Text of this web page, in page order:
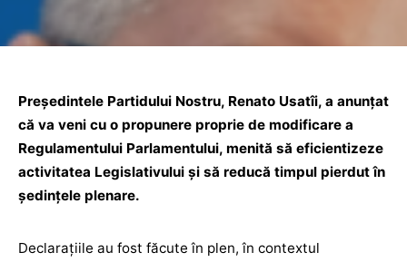
Președintele Partidului Nostru, Renato Usatîi, a anunțat
că va veni cu o propunere proprie de modificare a
Regulamentului Parlamentului, menită să eficientizeze
activitatea Legislativului și să reducă timpul pierdut în
ședințele plenare.
Declarațiile au fost făcute în plen, în contextul